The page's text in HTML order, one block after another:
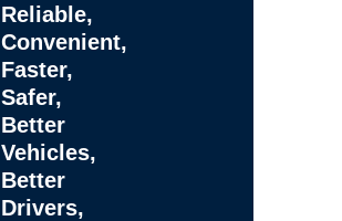
Reliable,
Convenient,
Faster,
Safer,
Better
Vehicles,
Better
Drivers,